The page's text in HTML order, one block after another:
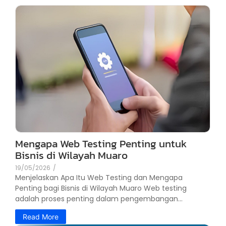
Mengapa Web Testing Penting untuk
Bisnis di Wilayah Muaro
19/05/2026 /
Menjelaskan Apa Itu Web Testing dan Mengapa
Penting bagi Bisnis di Wilayah Muaro Web testing
adalah proses penting dalam pengembangan...
Read More